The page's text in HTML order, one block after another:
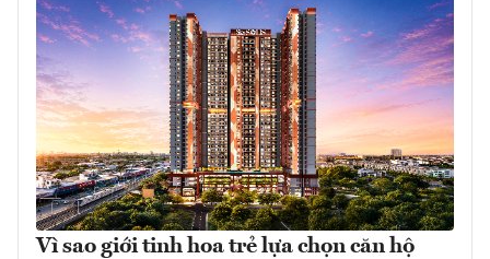
Vì sao giới tinh hoa trẻ lựa chọn căn hộ